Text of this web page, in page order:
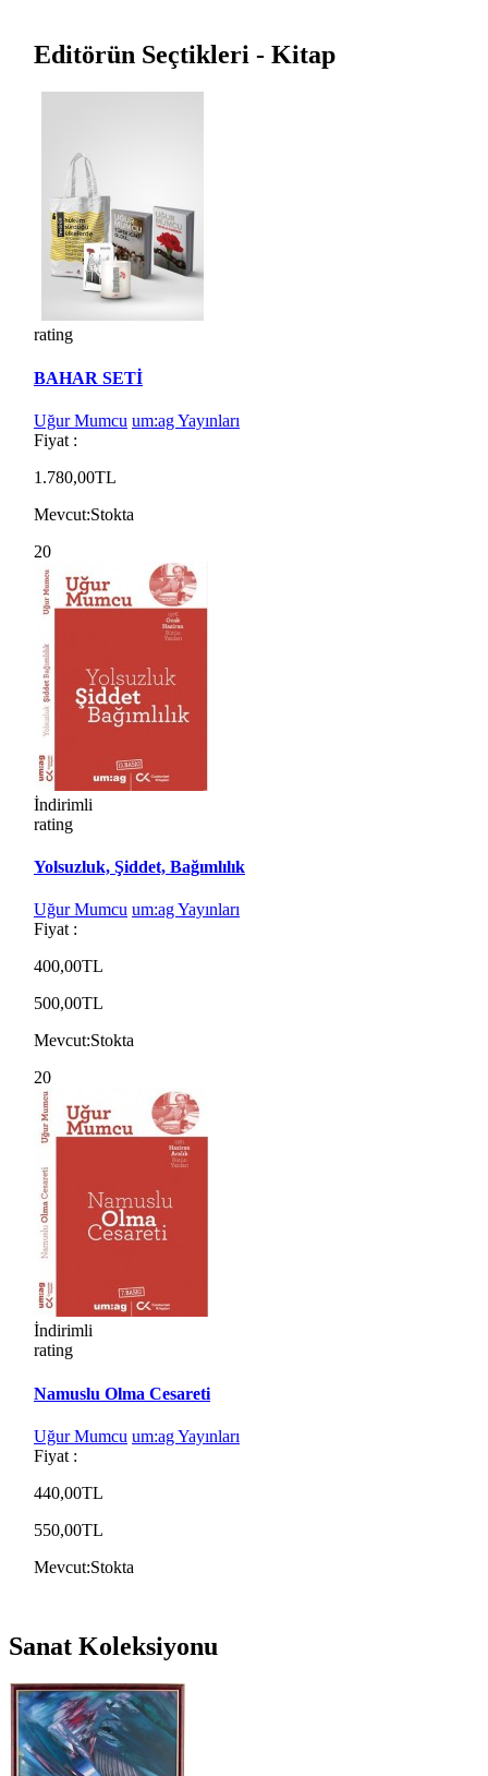
Editörün Seçtikleri - Kitap
rating
BAHAR SETİ
Uğur Mumcu um:ag Yayınları
Fiyat :
1.780,00TL
Mevcut:Stokta
20
İndirimli
rating
Yolsuzluk, Şiddet, Bağımlılık
Uğur Mumcu um:ag Yayınları
Fiyat :
400,00TL
500,00TL
Mevcut:Stokta
20
İndirimli
rating
Namuslu Olma Cesareti
Uğur Mumcu um:ag Yayınları
Fiyat :
440,00TL
550,00TL
Mevcut:Stokta
Sanat Koleksiyonu